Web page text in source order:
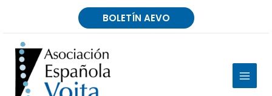
BOLETÍN AEVO
MAIN